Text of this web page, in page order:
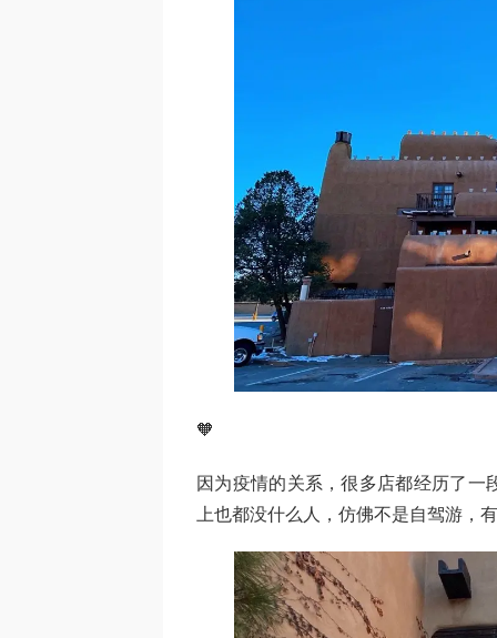
🧡
因为疫情的关系，很多店都经历了
上也都没什么人，仿佛不是自驾游，